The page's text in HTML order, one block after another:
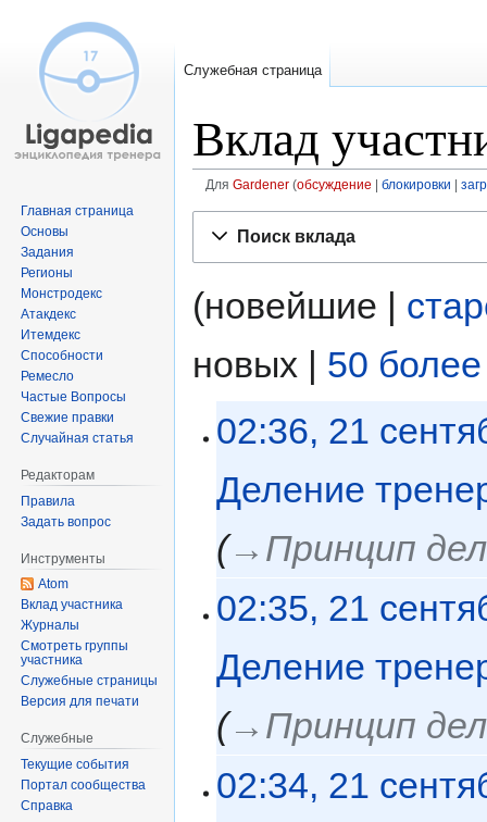
Вклад
Для Gardener обсуждение блокировки
Поиск вклада
(новейшие |
новых | 50
02:36, 21
Деление
→‎Принцип
02:35, 21
Деление
→‎Принцип
02:34, 21
Служебная страница
Главная страница
Основы
Задания
Регионы
Монстродекс
Атакдекс
Итемдекс
Способности
Ремесло
Частые Вопросы
Свежие правки
Случайная статья
Редакторам
Правила
Задать вопрос
Инструменты
Atom
Вклад участника
Журналы
Смотреть группы
участника
Служебные страницы
Версия для печати
Служебные
Текущие события
Портал сообщества
Справка